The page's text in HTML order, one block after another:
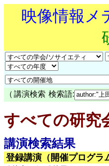
映像情報メ
（ 講演検索 検索語:
すべての研究
講演検索結果
登録講演（開催プログラ